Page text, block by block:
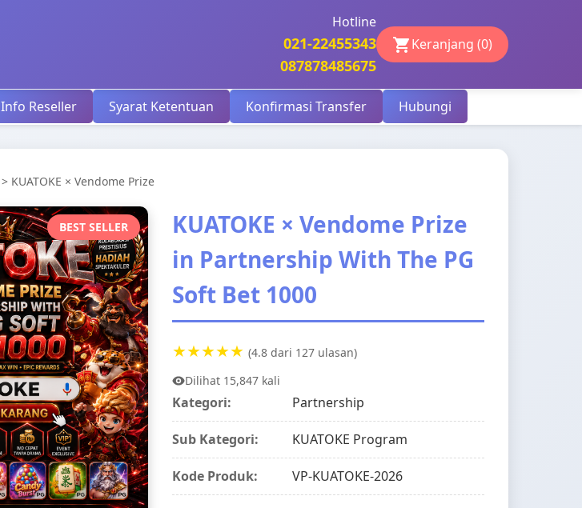
Hotline
021-22455343
087878485675
Keranjang (0)
Info Reseller Syarat Ketentuan Konfirmasi Transfer Hubungi
> KUATOKE × Vendome Prize
BEST SELLER
KUATOKE × Vendome Prize
in Partnership With The PG
Soft Bet 1000
★★★★★ (4.8 dari 127 ulasan)
Dilihat 15,847 kali
Kategori: Partnership
Sub Kategori: KUATOKE Program
Kode Produk: VP-KUATOKE-2026